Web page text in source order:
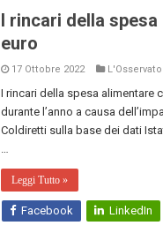
I rincari della
euro
17 Ottobre 2022
I rincari della spesa alimentare
durante l’anno a causa
Coldiretti sulla base dei dati
Leggi Tutto »
Facebook LinkedIn